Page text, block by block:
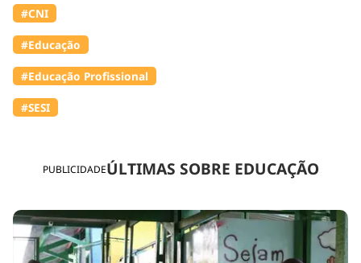
PUBLICIDADEÚLTIMAS SOBRE EDUCAÇÃO
#CNI
#Educação
#Educação Profissional
#SESI